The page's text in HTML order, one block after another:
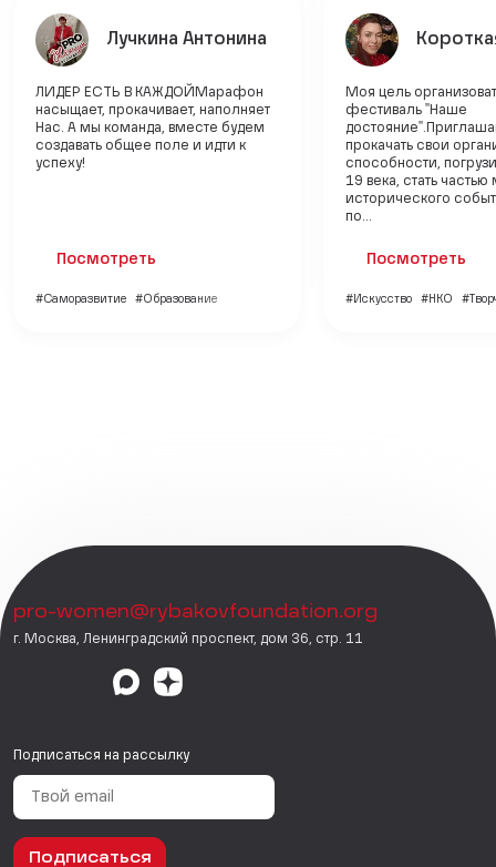
Лучкина Антонина
ЛИДЕР ЕСТЬ В КАЖДОЙМарафон
насыщает, прокачивает, наполняет
Нас. А мы команда, вместе будем
создавать общее поле и идти к
успеху!
Посмотреть
#Саморазвитие #Образование
Моя цель
фестиваль "Наше
прокачать свои
способности,
19 века, стать
исторического
по...
Посмотреть
#Искусство #НКО
pro-women@rybakovfoundation.org
г. Москва, Ленинградский проспект, дом 36, стр. 11
Подписаться на рассылку
Подписаться